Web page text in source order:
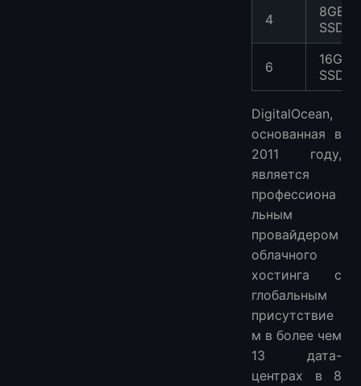
4
8GB
SSD
6
16GB
SSD
DigitalOcean,
основанная в
2011 году,
является
профессиона
льным
провайдером
облачного
хостинга с
глобальным
присутствие
м в более чем
13 дата-
центрах в 8